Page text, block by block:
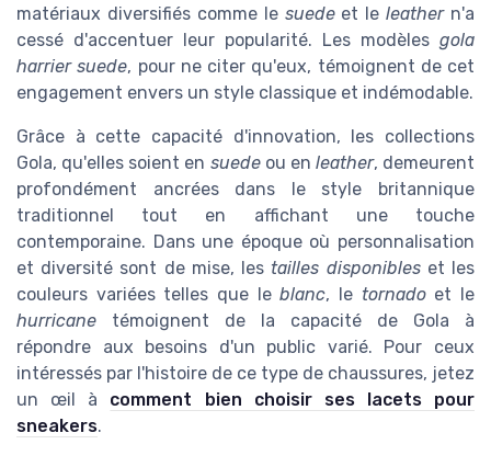
matériaux diversifiés comme le suedeet leleathern'a
cessé d'accentuer leur popularité. Les modèles gola
harrier suede, pour ne citer qu'eux, témoignent de cet
engagement envers un style classique et indémodable.
Grâce à cette capacité d'innovation, les collections
Gola, qu'elles soient en suedeou en leather, demeurent
profondément ancrées dans le style britannique
traditionnel tout en affichant une touche
contemporaine. Dans une époque où personnalisation
et diversité sont de mise, les tailles disponibleset les
couleurs variées telles que leblanc, le tornadoet le
hurricane témoignent de la capacité de Gola à
répondre aux besoins d'un public varié. Pour ceux
intéressés par l'histoire de ce type de chaussures, jetez
un œil à comment bien choisir ses lacets pour
sneakers.